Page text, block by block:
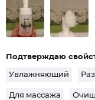
Подтверждаю
Увлажняющий
Для массажа